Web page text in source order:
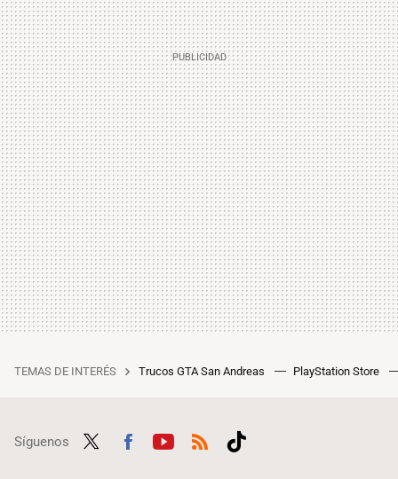
TEMAS DE INTERÉS Trucos GTA San Andreas PlayStation Store
Síguenos